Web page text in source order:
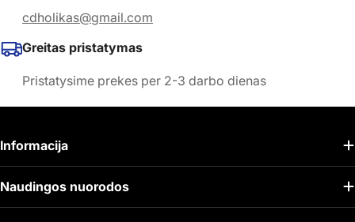
cdholikas@gmail.com
Greitas pristatymas
Pristatysime prekes per 2-3 darbo dienas
Informacija
Naudingos nuorodos